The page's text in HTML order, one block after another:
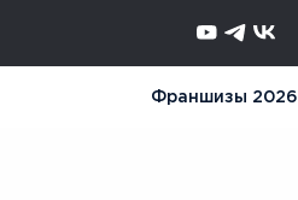
Франшизы 2026